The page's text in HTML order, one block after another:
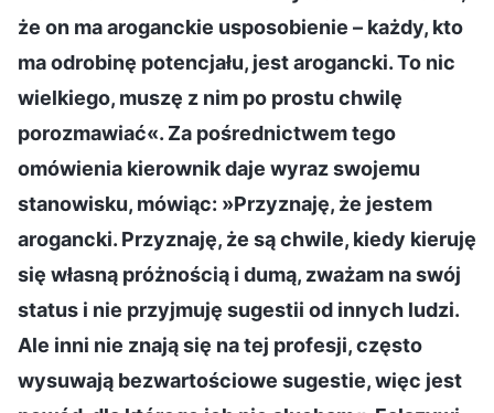
że on ma aroganckie usposobienie – każdy, kto
ma odrobinę potencjału, jest arogancki. To nic
wielkiego, muszę z nim po prostu chwilę
porozmawiać«. Za pośrednictwem tego
omówienia kierownik daje wyraz swojemu
stanowisku, mówiąc: »Przyznaję, że jestem
arogancki. Przyznaję, że są chwile, kiedy kieruję
się własną próżnością i dumą, zważam na swój
status i nie przyjmuję sugestii od innych ludzi.
Ale inni nie znają się na tej profesji, często
wysuwają bezwartościowe sugestie, więc jest